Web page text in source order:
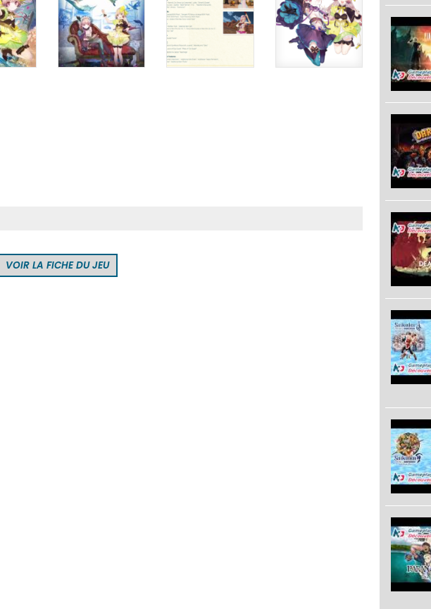
VOIR LA FICHE DU JEU